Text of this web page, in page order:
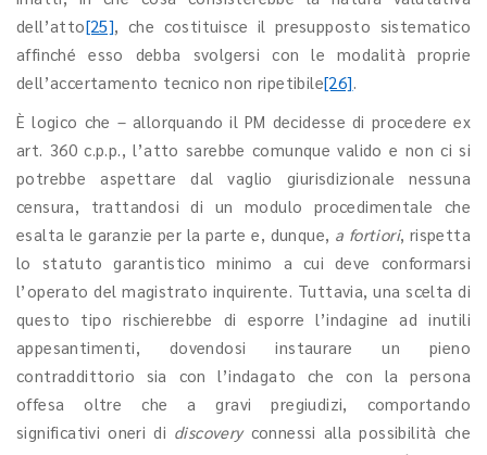
dell’atto[25], che costituisce il presupposto sistematico
affinché esso debba svolgersi con le modalità proprie
dell’accertamento tecnico non ripetibile[26].
È logico che – allorquando il PM decidesse di procedere ex
art. 360 c.p.p., l’atto sarebbe comunque valido e non ci si
potrebbe aspettare dal vaglio giurisdizionale nessuna
censura, trattandosi di un modulo procedimentale che
esalta le garanzie per la parte e, dunque, a fortiori, rispetta
lo statuto garantistico minimo a cui deve conformarsi
l’operato del magistrato inquirente. Tuttavia, una scelta di
questo tipo rischierebbe di esporre l’indagine ad inutili
appesantimenti, dovendosi instaurare un pieno
contraddittorio sia con l’indagato che con la persona
offesa oltre che a gravi pregiudizi, comportando
significativi oneri di discoveryconnessi alla possibilità che